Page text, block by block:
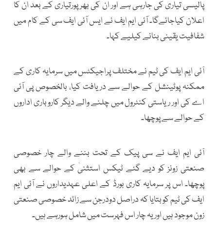
پالیسی تیاری کی جارہی ہے اور ان کی بھرپورتیاری کے بعد ان کا
اعلان کیاجائےگا۔ آئی ایم ایف نے ایس آئی ایف سی کے کام میں
شفافیت یقینی بنانے کیلیے کہا۔
آئی ایم ایف کی ٹیم نے مختلف پراجیکٹس میں سرمایہ کاری کے
ممکنہ پوٹینشل کے حوالے سے دریافت کیا، بالخصوص پی آئی
اے کی اور ریاستی کنٹرول میں چلنے والے دیگر کاروباری اداروں
کے حوالے سے پوچھا۔
آئی ایم ایف نے سی پیک کے تحت بننے والے چار خصوصی
صنعتی زونز کو دیے گئے ٹیکس استثنیٰ کے حوالے سے بھی
پوچھا۔ اس پر سرمایہ کاری بورڈ کے اعلی عہدیداروں نے آئی ایم
ایف کی ٹیم کو بتایا کہ دراصل دودرجن سے زائد خصوصی صنعتی
زون موجود ہیں اور یہ چار اس فہرست میں شامل ہورہے ہیں۔